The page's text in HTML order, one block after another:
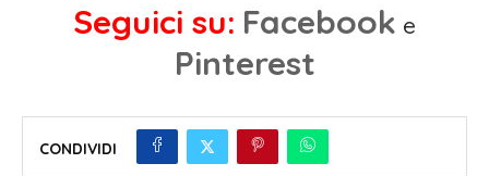
Seguici su: Facebook e
Pinterest
CONDIVIDI